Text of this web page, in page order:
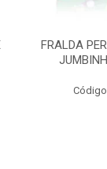
FRALDA